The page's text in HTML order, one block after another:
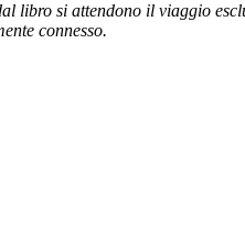
si attendono il viaggio
connesso.